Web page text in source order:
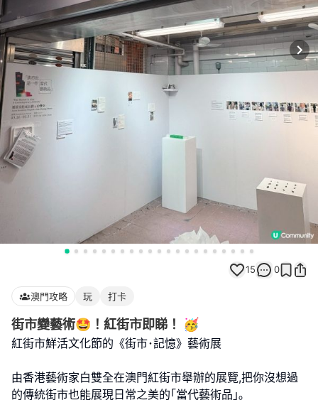
15 0
澳門攻略 玩 打卡
街市變藝術🤩！紅街市即睇！ 🥳
紅街市鮮活文化節的《街市･記憶》藝術展
由香港藝術家白雙全在澳門紅街市舉辦的展覽,把你沒想過
的傳統街市也能展現日常之美的｢當代藝術品｣｡